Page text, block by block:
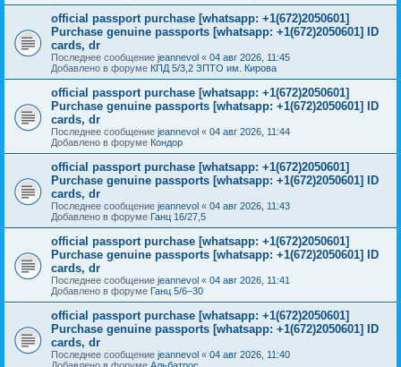
official passport purchase [whatsapp: +1(672)2050601]
Purchase genuine passports [whatsapp: +1(672)2050601] ID
cards, dr
Последнее сообщение jeannevol « 04 авг 2026, 11:45
Добавлено в форуме КПД 5/3,2 ЗПТО им. Кирова
official passport purchase [whatsapp: +1(672)2050601]
Purchase genuine passports [whatsapp: +1(672)2050601] ID
cards, dr
Последнее сообщение jeannevol « 04 авг 2026, 11:44
Добавлено в форуме Кондор
official passport purchase [whatsapp: +1(672)2050601]
Purchase genuine passports [whatsapp: +1(672)2050601] ID
cards, dr
Последнее сообщение jeannevol « 04 авг 2026, 11:43
Добавлено в форуме Ганц 16/27,5
official passport purchase [whatsapp: +1(672)2050601]
Purchase genuine passports [whatsapp: +1(672)2050601] ID
cards, dr
Последнее сообщение jeannevol « 04 авг 2026, 11:41
Добавлено в форуме Ганц 5/6–30
official passport purchase [whatsapp: +1(672)2050601]
Purchase genuine passports [whatsapp: +1(672)2050601] ID
cards, dr
Последнее сообщение jeannevol « 04 авг 2026, 11:40
Добавлено в форуме Альбатрос